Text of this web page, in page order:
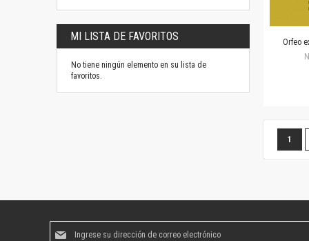
Orfeo
Estás
1
MI LISTA DE FAVORITOS
No tiene ningún elemento en su lista de
favoritos.